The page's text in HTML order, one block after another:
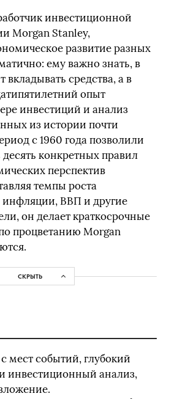
инвестиционной
Morgan Stanley,
развитие разных
ему важно знать, в
вкладывать средства, а в
опыт
инвестиций и анализ
из истории почти
с 1960 года позволили
десять конкретных правил
перспектив
темпы роста
инфляции, ВВП и другие
он делает краткосрочные
процветанию Morgan
СКРЫТЬ
мест событий, глубокий
инвестиционный анализ,